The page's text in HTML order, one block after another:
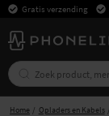
Gratis verzending
Home Opladers en Kabels